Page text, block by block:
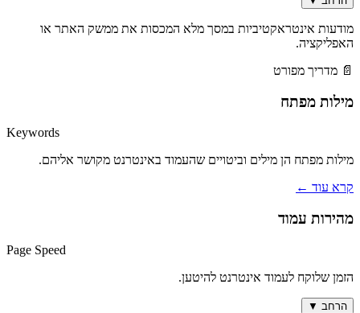
מודעות אינטראקטיביות במסך מלא המכסות את ממשק האתר או
האפליקציה.
📄 מדריך מפורט
מילות מפתח
Keywords
מילות מפתח הן מילים וביטויים שהעמוד באינטרנט מקושר אליהם.
קרא עוד ←
מהירות עמוד
Page Speed
הזמן שלוקח לעמוד אינטרנט להיטען.
הרחב ▼